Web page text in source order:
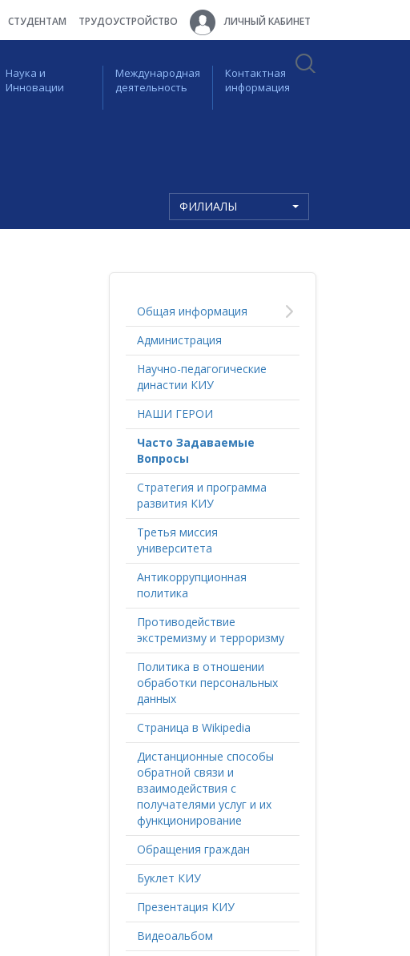
СТУДЕНТАМ ТРУДОУСТРОЙСТВО ЛИЧНЫЙ КАБИНЕТ
Наука и
Инновации
Международная
деятельность
Контактная
информация
ФИЛИАЛЫ
Общая информация
Администрация
Научно-педагогические
династии КИУ
НАШИ ГЕРОИ
Часто Задаваемые
Вопросы
Стратегия и программа
развития КИУ
Третья миссия
университета
Антикоррупционная
политика
Противодействие
экстремизму и терроризму
Политика в отношении
обработки персональных
данных
Страница в Wikipedia
Дистанционные способы
обратной связи и
взаимодействия с
получателями услуг и их
функционирование
Обращения граждан
Буклет КИУ
Презентация КИУ
Видеоальбом